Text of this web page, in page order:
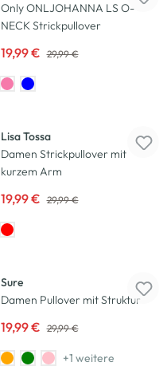
Only ONLJOHANNA LS O-
NECK Strickpullover
19,99 € 29,99 €
Lisa Tossa
Damen Strickpullover mit
kurzem Arm
19,99 € 29,99 €
Sure
Damen Pullover mit Struktur
19,99 € 29,99 €
+1 weitere